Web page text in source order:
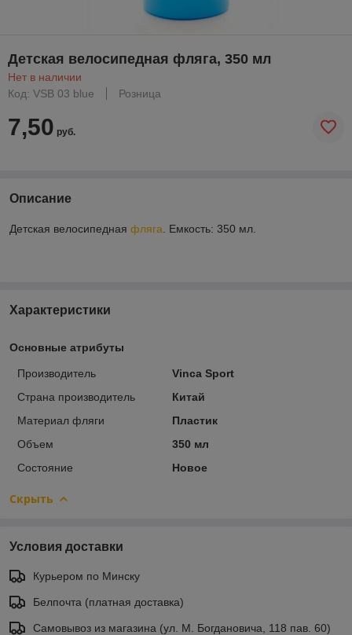
Детская велосипедная фляга, 350 мл
Нет в наличии
Код: VSB 03 blue
Розница
7,50 руб.
Описание
Детская велосипедная фляга . Емкость: 350 мл.
Характеристики
Основные атрибуты
Производитель
Vinca Sport
Страна производитель
Китай
Материал фляги
Пластик
Объем
350 мл
Состояние
Новое
Скрыть
Условия доставки
Курьером по Минску
Белпочта (платная доставка)
Самовывоз из магазина (ул. М. Богдановича, 118 пав. 60)